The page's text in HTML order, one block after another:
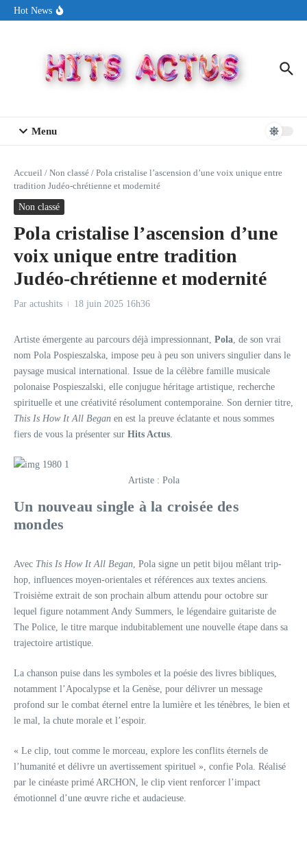
Aller au contenu
Hot News
« New Day »
Menu
Accueil / Non classé / Pola cristalise l’ascension d’une voix unique entre
tradition Judéo-chrétienne et modernité
Non classé
Pola cristalise l’ascension d’une
voix unique entre tradition
Judéo-chrétienne et modernité
Par actushits 18 juin 2025 16h36
Artiste émergente au parcours déjà impressionnant, Pola, de son vrai
nom Pola Pospieszalska, impose peu à peu son univers singulier dans le
paysage musical international. Issue de la célèbre famille musicale
polonaise Pospieszalski, elle conjugue héritage artistique, recherche
spirituelle et une créativité résolument contemporaine. Son dernier titre,
This Is How It All Began en est la preuve éclatante et nous sommes
fiers de vous la présenter sur Hits Actus.
Artiste : Pola
Un nouveau single à la croisée des
mondes
Avec This Is How It All Began, Pola signe un petit bijou mêlant trip-
hop, influences moyen-orientales et références aux textes anciens.
Troisième extrait de son prochain album attendu pour octobre sur
lequel figure notamment Andy Summers, le légendaire guitariste de
The Police, le titre marque indubitablement une nouvelle étape dans sa
trajectoire artistique.
La chanson puise dans les symboles et la poésie des livres bibliques,
notamment l’Apocalypse et la Genèse, pour délivrer un message
profond sur le combat éternel entre la lumière et les ténèbres, le bien et
le mal, la chute morale et l’espoir.
« Le clip, tout comme le morceau, explore les conflits éternels de
l’humanité et délivre un avertissement spirituel », confie Pola. Réalisé
par le cinéaste primé ARCHON, le clip vient renforcer l’impact
émotionnel d’une œuvre riche et audacieuse.